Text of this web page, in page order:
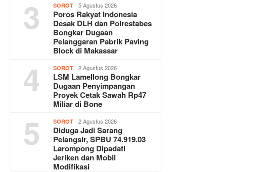
3 SOROT 5 Agustus 2026
Poros Rakyat Indonesia
Desak DLH dan Polrestabes
Bongkar Dugaan
Pelanggaran Pabrik Paving
Block di Makassar
4 SOROT 2 Agustus 2026
LSM Lamellong Bongkar
Dugaan Penyimpangan
Proyek Cetak Sawah Rp47
Miliar di Bone
5 SOROT 2 Agustus 2026
Diduga Jadi Sarang
Pelangsir, SPBU 74.919.03
Larompong Dipadati
Jeriken dan Mobil
Modifikasi